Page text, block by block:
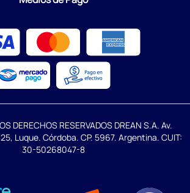
DERECHOS RESERVADOS DREAN S.A. Av.
Luque. Córdoba. CP. 5967. Argentina. CUIT:
30-50268047-8